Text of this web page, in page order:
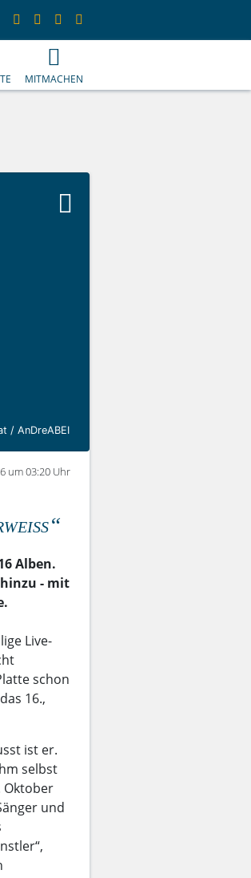
/ AnDreABEI
um 03:20 Uhr
Alben.
- mit
Live-
schon
16.,
ist er.
selbst
Oktober
und
MITMACHEN